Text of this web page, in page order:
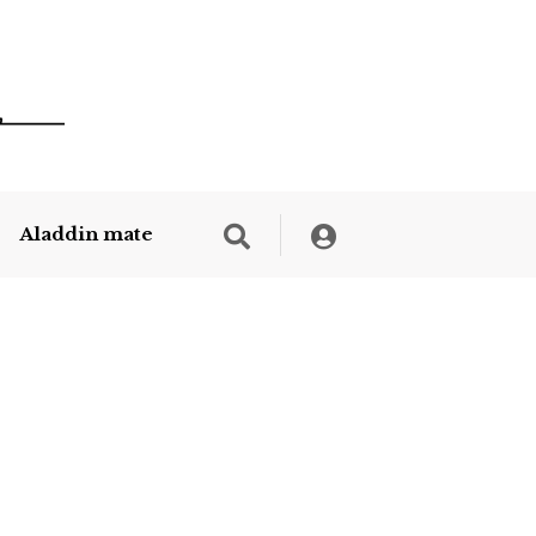
Aladdin mate